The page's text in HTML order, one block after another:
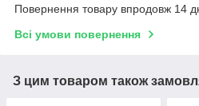
Повернення товару впродовж 14
Всі умови повернення
З цим товаром також